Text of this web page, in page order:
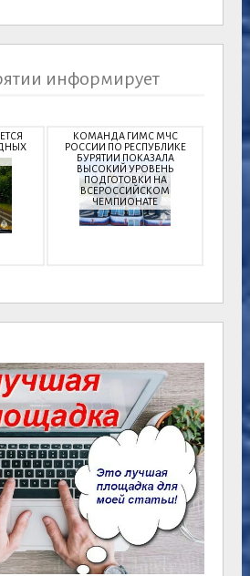
информирует
КОМАНДА ГИМС МЧС
РОССИИ ПО РЕСПУБЛИКЕ
БУРЯТИИ ПОКАЗАЛА
ВЫСОКИЙ УРОВЕНЬ
ПОДГОТОВКИ НА
ВСЕРОССИЙСКОМ
ЧЕМПИОНАТЕ